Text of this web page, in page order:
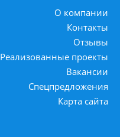
О компании
Контакты
Отзывы
Реализованные проекты
Вакансии
Спецпредложения
Карта сайта